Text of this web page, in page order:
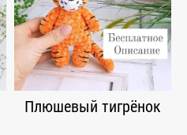
Плюшевый тигрёнок